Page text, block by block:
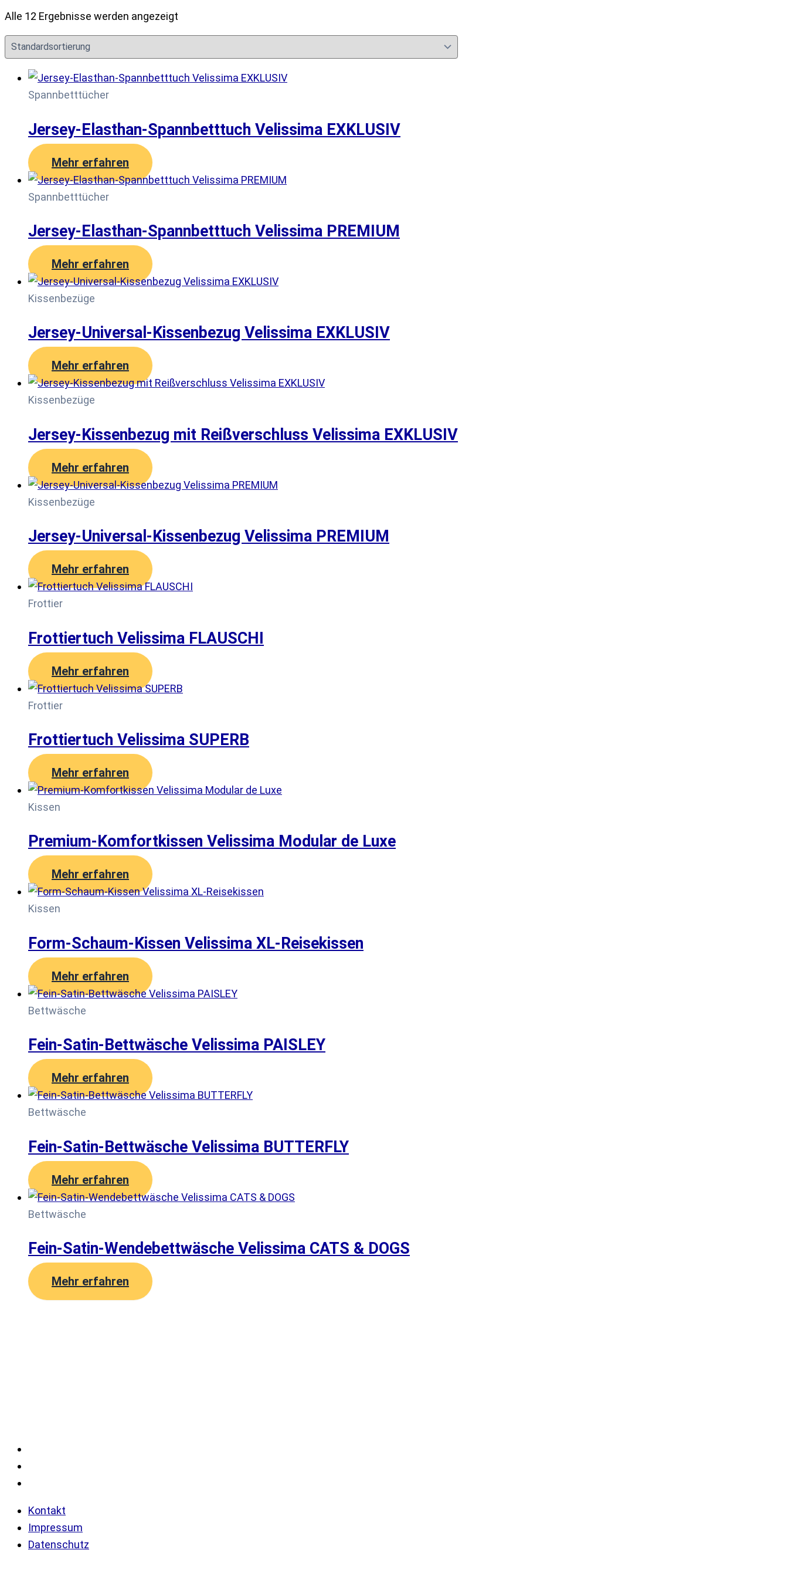
Alle 12 Ergebnisse werden angezeigt
Spannbetttücher
Jersey-Elasthan-Spannbetttuch Velissima EXKLUSIV
Mehr erfahren
Spannbetttücher
Jersey-Elasthan-Spannbetttuch Velissima PREMIUM
Mehr erfahren
Kissenbezüge
Jersey-Universal-Kissenbezug Velissima EXKLUSIV
Mehr erfahren
Kissenbezüge
Jersey-Kissenbezug mit Reißverschluss Velissima EXKLUSIV
Mehr erfahren
Kissenbezüge
Jersey-Universal-Kissenbezug Velissima PREMIUM
Mehr erfahren
Frottier
Frottiertuch Velissima FLAUSCHI
Mehr erfahren
Frottier
Frottiertuch Velissima SUPERB
Mehr erfahren
Kissen
Premium-Komfortkissen Velissima Modular de Luxe
Mehr erfahren
Kissen
Form-Schaum-Kissen Velissima XL-Reisekissen
Mehr erfahren
Bettwäsche
Fein-Satin-Bettwäsche Velissima PAISLEY
Mehr erfahren
Bettwäsche
Fein-Satin-Bettwäsche Velissima BUTTERFLY
Mehr erfahren
Bettwäsche
Fein-Satin-Wendebettwäsche Velissima CATS & DOGS
Mehr erfahren
Kontakt
Impressum
Datenschutz